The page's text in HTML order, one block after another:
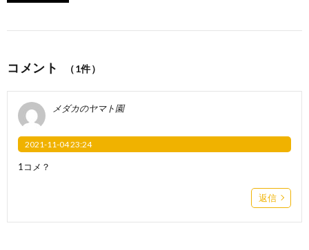
コメント （1件）
メダカのヤマト園
2021-11-04 23:24
1コメ？
返信